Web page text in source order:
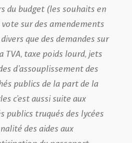
du budget (les souhaits en
sur des amendements
que des demandes sur
TVA, taxe poids lourd, jets
d’assouplissement des
publics de la part de la
c’est aussi suite aux
publics truqués des lycées
des aides aux